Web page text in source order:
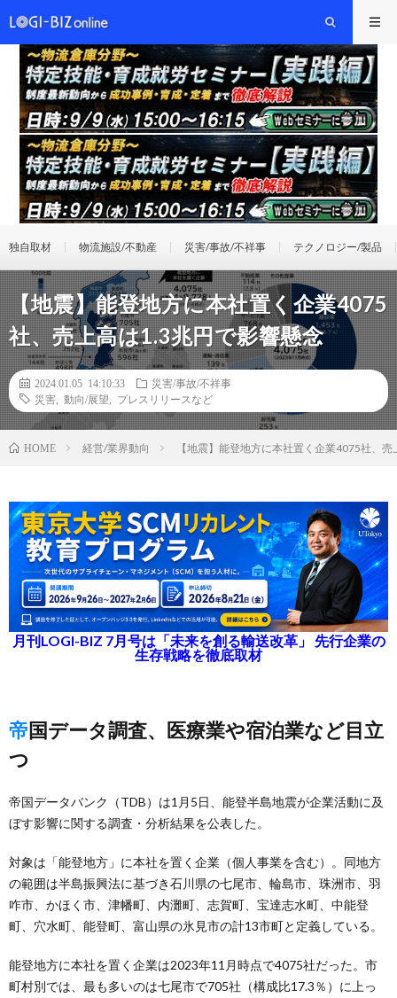
独自取材 物流施設/不動産 災害/事故/不祥事 テクノロジー/製品
【地震】能登地方に本社置く企業4075
社、売上高は1.3兆円で影響懸念
2024.01.05 14:10:33
災害/事故/不祥事
災害
動向/展望 プレスリリースなど
HOME 経営/業界動向 【地震】能登地方に本社置く企業4075社、
月刊LOGI-BIZ 7月号は「未来を創る輸送改革」 先行企業の
生存戦略を徹底取材
帝国データ調査、医療業や宿泊業など目立
つ
帝国データバンク（TDB）は1月5日、能登半島地震が企業活動に及
ぼす影響に関する調査・分析結果を公表した。
対象は「能登地方」に本社を置く企業（個人事業を含む）。同地方
の範囲は半島振興法に基づき石川県の七尾市、輪島市、珠洲市、羽
咋市、かほく市、津幡町、内灘町、志賀町、宝達志水町、中能登
町、穴水町、能登町、富山県の氷見市の計13市町と定義している。
能登地方に本社を置く企業は2023年11月時点で4075社だった。市
町村別では、最も多いのは七尾市で705社（構成比17.3％）に上っ